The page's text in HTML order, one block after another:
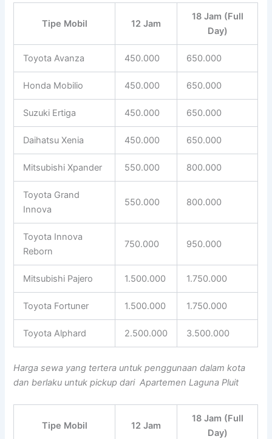
Tipe Mobil 12 Jam
18 Jam (Full
Day)
Toyota Avanza 450.000 650.000
Honda Mobilio 450.000 650.000
Suzuki Ertiga 450.000 650.000
Daihatsu Xenia 450.000 650.000
Mitsubishi Xpander 550.000 800.000
Toyota Grand
Innova
550.000 800.000
Toyota Innova
Reborn
750.000 950.000
Mitsubishi Pajero 1.500.000 1.750.000
Toyota Fortuner 1.500.000 1.750.000
Toyota Alphard 2.500.000 3.500.000
Harga sewa yang tertera untuk penggunaan dalam kota
dan berlaku untuk pickup dari Apartemen Laguna Pluit
Tipe Mobil 12 Jam
18 Jam (Full
Day)